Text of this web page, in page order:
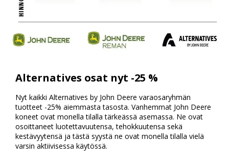
Alternatives osat nyt -25 %
Nyt kaikki Alternatives by John Deere varaosaryhmän
tuotteet -25% aiemmasta tasosta. Vanhemmat John Deere
koneet ovat monella tilalla tärkeässä asemassa. Ne ovat
osoittaneet luotettavuutensa, tehokkuutensa sekä
kestävyytensä ja tästä syystä ne ovat monella tilalla vielä
varsin aktiivisessa käytössä.